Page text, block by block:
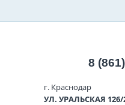
8
г. Краснодар
УЛ. УРАЛЬСКАЯ 126/